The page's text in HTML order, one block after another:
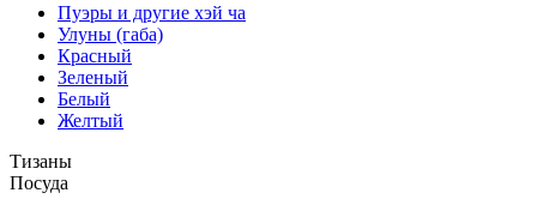
Пуэры и другие хэй ча
Улуны (габа)
Красный
Зеленый
Белый
Желтый
Тизаны
Посуда